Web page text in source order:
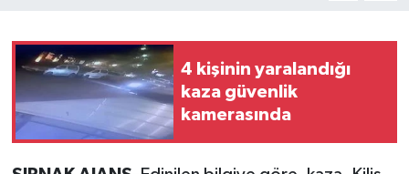
4 kişinin yaralandığı
kaza güvenlik
kamerasında